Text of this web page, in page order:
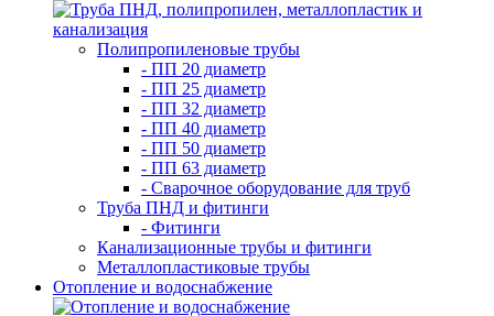
Полипропиленовые трубы
- ПП 20 диаметр
- ПП 25 диаметр
- ПП 32 диаметр
- ПП 40 диаметр
- ПП 50 диаметр
- ПП 63 диаметр
- Сварочное оборудование для труб
Труба ПНД и фитинги
- Фитинги
Канализационные трубы и фитинги
Металлопластиковые трубы
Отопление и водоснабжение